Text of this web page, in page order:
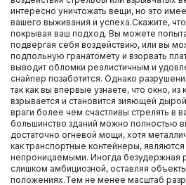
интересно уничтожать вещи, но это
вашего выживания и успеха.Скажите,
покрывая ваш подход. Вы можете
подвергая себя воздействию, или вы
подпольную гранатомету и взорвать
выводит обломки реалистичным и
снайпер позаботится. Однако
так как вы впервые узнаете, что окно,
взрывается и становится зияющей
враги более чем счастливы стрелять в
большинство зданий можно полностью
достаточно огневой мощи, хотя
как транспортные контейнеры, являются
непроницаемыми. Иногда безудержная
слишком амбициозной, оставляя
положениях.Тем не менее масштаб